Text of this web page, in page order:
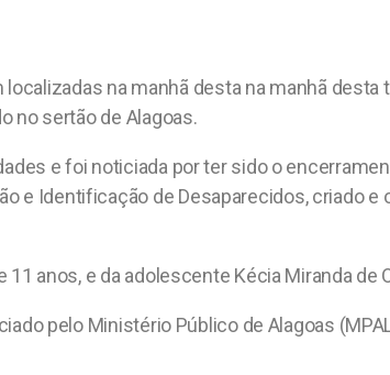
na manhã desta na manhã desta
no sertão de Alagoas.
e foi noticiada por ter sido o
e Identificação de Desaparecidos, criado
anos, e da adolescente Kécia Miranda de
pelo Ministério Público de Alagoas